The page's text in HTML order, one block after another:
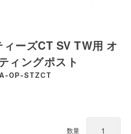
ーズCT SV TW用 オ
ィングポスト
OP-STZCT
数量